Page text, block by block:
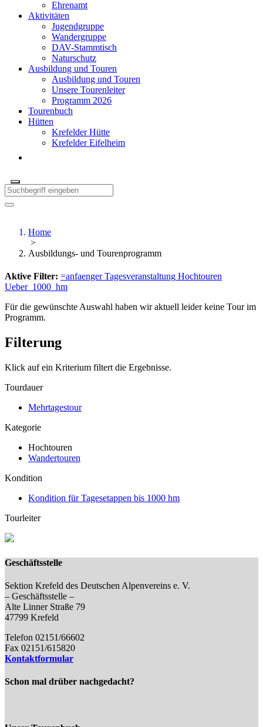
Ehrenamt
Aktivitäten
Jugendgruppe
Wandergruppe
DAV-Stammtisch
Naturschutz
Ausbildung und Touren
Ausbildung und Touren
Unsere Tourenleiter
Programm 2026
Tourenbuch
Hütten
Krefelder Hütte
Krefelder Eifelheim
Home
>
Ausbildungs- und Tourenprogramm
Aktive Filter: =anfaengerTagesveranstaltung Hochtouren
Ueber_1000_hm
Für die gewünschte Auswahl haben wir aktuell leider keine Tour im
Programm.
Filterung
Klick auf ein Kriterium filtert die Ergebnisse.
Tourdauer
Mehrtagestour
Kategorie
Hochtouren
Wandertouren
Kondition
Kondition für Tagesetappen bis 1000 hm
Tourleiter
Geschäftsstelle
Sektion Krefeld des Deutschen Alpenvereins e. V.
– Geschäftsstelle –
Alte Linner Straße 79
47799 Krefeld
Telefon 02151/66602
Fax 02151/615820
Kontaktformular
Schon mal drüber nachgedacht?